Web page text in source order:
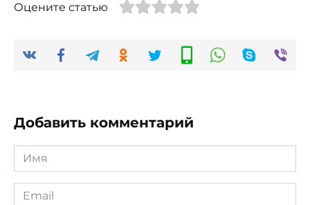
Оцените статью
Добавить комментарий
Имя
*
Email